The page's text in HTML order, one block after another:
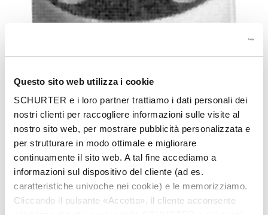
Questo sito web utilizza i cookie
SCHURTER e i loro partner trattiamo i dati personali dei
nostri clienti per raccogliere informazioni sulle visite al
nostro sito web, per mostrare pubblicità personalizzata e
per strutturare in modo ottimale e migliorare
continuamente il sito web. A tal fine accediamo a
informazioni sul dispositivo del cliente (ad es.
caratteristiche univoche nei cookie) e le memorizziamo.
Cliccando il pulsante «Accetta», il cliente acconsente
S III
fitting screw S III 500V